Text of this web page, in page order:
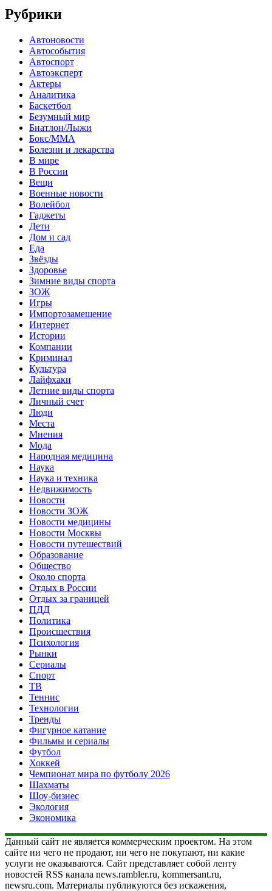
Рубрики
Автоновости
Автособытия
Автоспорт
Автоэксперт
Актеры
Аналитика
Баскетбол
Безумный мир
Биатлон/Лыжи
Бокс/MMA
Болезни и лекарства
В мире
В России
Вещи
Военные новости
Волейбол
Гаджеты
Дети
Дом и сад
Еда
Звёзды
Здоровье
Зимние виды спорта
ЗОЖ
Игры
Импортозамещение
Интернет
Истории
Компании
Криминал
Культура
Лайфхаки
Летние виды спорта
Личный счет
Люди
Места
Мнения
Мода
Народная медицина
Наука
Наука и техника
Недвижимость
Новости
Новости ЗОЖ
Новости медицины
Новости Москвы
Новости путешествий
Образование
Общество
Около спорта
Отдых в России
Отдых за границей
ПДД
Политика
Происшествия
Психология
Рынки
Сериалы
Спорт
ТВ
Теннис
Технологии
Тренды
Фигурное катание
Фильмы и сериалы
Футбол
Хоккей
Чемпионат мира по футболу 2026
Шахматы
Шоу-бизнес
Экология
Экономика
Данный сайт не является коммерческим проектом. На этом
сайте ни чего не продают, ни чего не покупают, ни какие
услуги не оказываются. Сайт представляет собой ленту
новостей RSS канала news.rambler.ru, kommersant.ru,
newsru.com. Материалы публикуются без искажения,